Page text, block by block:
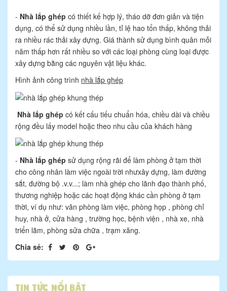
- Nhà lắp ghép có thiết kế hợp lý, tháo dỡ đơn giản và tiện
dụng, có thể sử dụng nhiều lần, tỉ lệ hao tổn thấp, không thải
ra nhiều rác thải xây dựng. Giá thành sử dụng bình quân mỗi
năm thấp hơn rất nhiều so với các loại phòng cùng loại được
xây dựng bằng các nguyên vật liệu khác.
Hình ảnh công trình nhà lắp ghép
Nhà lắp ghép có kết cấu tiếu chuẩn hóa, chiều dài và chiều
rộng đều lấy model hoặc theo nhu cầu của khách hàng
- Nhà lắp ghép sử dụng rộng rãi để làm phòng ở tạm thời
cho công nhân làm việc ngoài trời nhưxây dựng, làm đường
sắt, đường bộ .v.v...; làm nhà ghép cho lãnh đạo thành phố,
thương nghiệp hoặc các hoạt động khác cần phòng ở tạm
thời, ví dụ như: văn phòng làm việc, phòng họp , phòng chỉ
huy, nhà ở, cửa hàng , trường học, bệnh viện , nhà xe, nhà
triển lãm, phòng sửa chữa , trạm xăng.
Chia sẻ:
Tin tức nổi bật
10/27/2020 09:33:13
10/27/2020 09:33:12
10/27/2020 09:33:33
Xây nhà mới bạn cần phải chú ý điều gì?
10/27/2020 09:33:32